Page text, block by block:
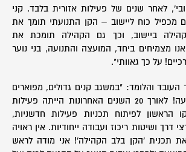
לאחר שנים של פעילות אזורית בלבד. קני
מכפיל כוח ליישוב – הקן התנועתי תומך את
ביישוב, וכך גם הקהילה תומכת את
מצמיחים ביחד, המועצה והתנועה, בני נוער
על כך גאוותי".
העובד והלומד: "במשגב קנים גדולים, מפוארים
וחשובים מאוד בתנועה! לאורך 20 השנים האחרונות הייתה פעילות
הראשון לפיתוח תכניות פעילות חדשניות,
דרך ושיטות ריכוז ועבודה ייחודיות. אין ראויה
תכנית 'הקן בלב הקהילה'! אני מודה לראש